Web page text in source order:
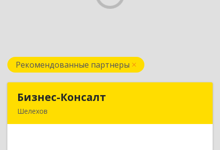
Рекомендованные партнеры
Бизнес-Консалт
Шелехов